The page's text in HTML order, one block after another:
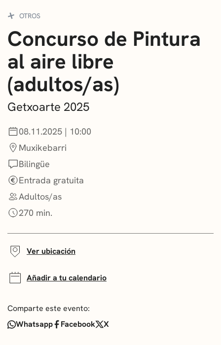
CONVOCATORIAS
NOTICIAS
GETXO KULTURA
ASOCIACIONES CULTURALES
OTROS
Concurso de Pintura
al aire libre
(adultos/as)
Getxoarte 2025
08.11.2025 | 10:00
Muxikebarri
Bilingüe
Entrada gratuita
Adultos/as
270 min.
Ver ubicación
Añadir a tu calendario
Comparte este evento:
Whatsapp
Facebook X